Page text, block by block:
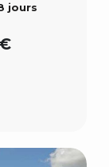
jours